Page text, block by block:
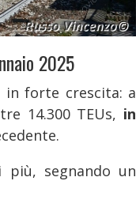
2025
in forte crescita: a
14.300 TEUs, in
più, segnando un